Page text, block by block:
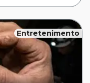
Entretenimento